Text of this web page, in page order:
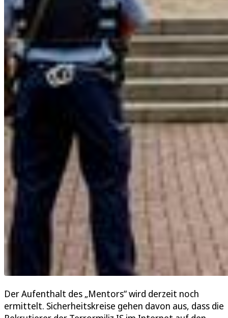
Der Aufenthalt des „Mentors“ wird derzeit noch
ermittelt. Sicherheitskreise gehen davon aus, dass die